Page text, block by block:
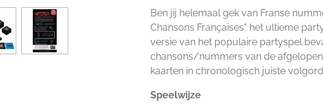
Ben jij helemaal gek van Franse
Chansons Françaises" het ultieme
versie van het populaire partyspel
chansons/nummers van de
kaarten in chronologisch juiste
Speelwijze